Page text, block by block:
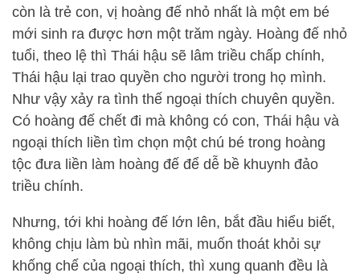
còn là trẻ con, vị hoàng đế nhỏ nhất là một em bé
mới sinh ra được hơn một trăm ngày. Hoàng đế nhỏ
tuổi, theo lệ thì Thái hậu sẽ lâm triều chấp chính,
Thái hậu lại trao quyền cho người trong họ mình.
Như vậy xảy ra tình thế ngoại thích chuyên quyền.
Có hoàng đế chết đi mà không có con, Thái hậu và
ngoại thích liền tìm chọn một chú bé trong hoàng
tộc đưa liền làm hoàng đế để dễ bề khuynh đảo
triều chính.
Nhưng, tới khi hoàng đế lớn lên, bắt đầu hiểu biết,
không chịu làm bù nhìn mãi, muốn thoát khỏi sự
khống chế của ngoại thích, thì xung quanh đều là